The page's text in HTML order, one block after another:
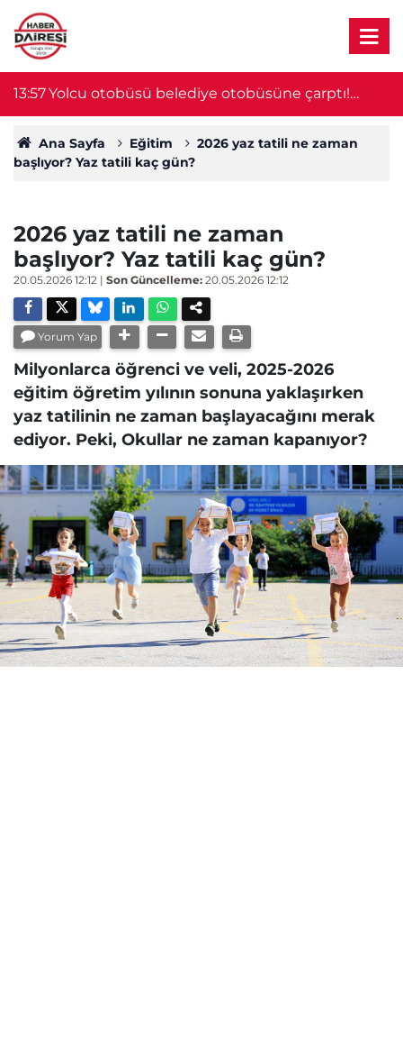
13:57Yolcu otobüsü belediye otobüsüne çarptı!
Yaralılar var
Ana Sayfa Eğitim
2026 yaz tatili ne zaman
başlıyor? Yaz tatili kaç gün?
2026 yaz tatili ne zaman
başlıyor? Yaz tatili kaç gün?
20.05.2026 12:12 | Son Güncelleme: 20.05.2026 12:12
Yorum Yap
Milyonlarca öğrenci ve veli, 2025-2026
eğitim öğretim yılının sonuna yaklaşırken
yaz tatilinin ne zaman başlayacağını merak
ediyor. Peki, Okullar ne zaman kapanıyor?